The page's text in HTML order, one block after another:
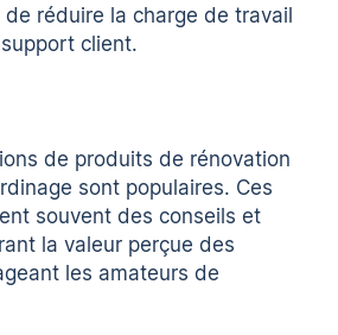
réduire la charge de travail
client.
de produits de rénovation
sont populaires. Ces
souvent des conseils et
la valeur perçue des
les amateurs de